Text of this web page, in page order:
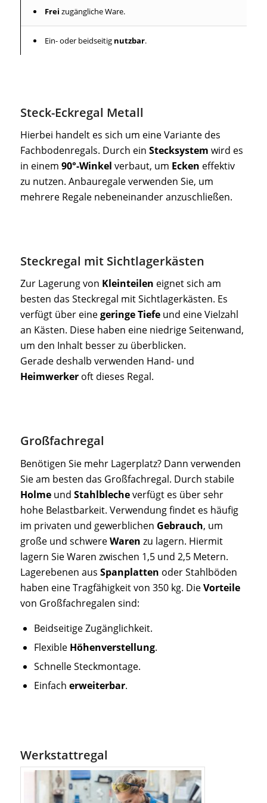
Frei zugängliche Ware.
Ein- oder beidseitig nutzbar.
Steck-Eckregal Metall
Hierbei handelt es sich um eine Variante des
Fachbodenregals. Durch ein Stecksystem wird es
in einem 90°-Winkel verbaut, um Ecken effektiv
zu nutzen. Anbauregale verwenden Sie, um
mehrere Regale nebeneinander anzuschließen.
Steckregal mit Sichtlagerkästen
Zur Lagerung von Kleinteilen eignet sich am
besten das Steckregal mit Sichtlagerkästen. Es
verfügt über einegeringe Tiefeund eine Vielzahl
an Kästen. Diese haben eine niedrige Seitenwand,
um den Inhalt besser zu überblicken.
Gerade deshalb verwenden Hand- und
Heimwerkeroft dieses Regal.
Großfachregal
Benötigen Sie mehr Lagerplatz? Dann verwenden
Sie am besten das Großfachregal. Durch stabile
Holmeund Stahlblecheverfügt es über sehr
hohe Belastbarkeit. Verwendung findet es häufig
im privaten und gewerblichen Gebrauch, um
große und schwereWaren zu lagern. Hiermit
lagern Sie Waren zwischen 1,5 und 2,5 Metern.
Lagerebenen aus Spanplatten oder Stahlböden
haben eine Tragfähigkeit von 350 kg. DieVorteile
von Großfachregalen sind:
Beidseitige Zugänglichkeit.
Flexible Höhenverstellung.
Schnelle Steckmontage.
Einfach erweiterbar.
Werkstattregal